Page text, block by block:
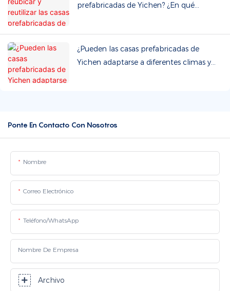
prefabricadas de Yichen? ¿En qué
¿Pueden las casas prefabricadas de
Yichen adaptarse a diferentes climas y
Ponte En Contacto Con Nosotros
Nombre
Correo Electrónico
Teléfono/WhatsApp
Nombre De Empresa
Archivo